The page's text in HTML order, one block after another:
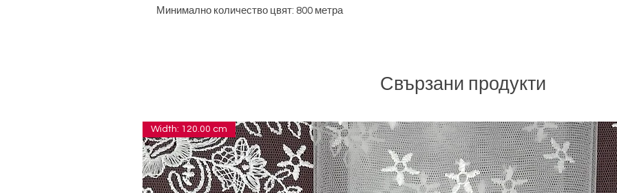
Минимално количество цвят: 800 метра
Свързани продукти
Width: 120.00 cm